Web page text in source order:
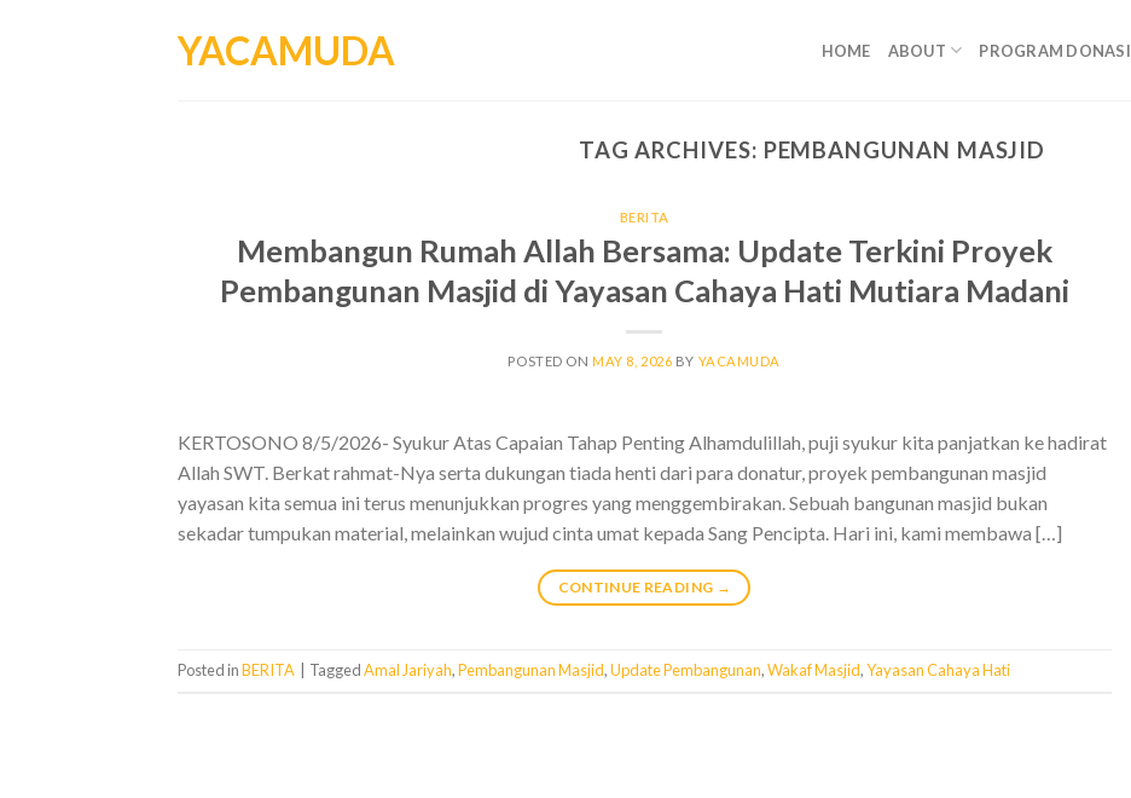
YACAMUDA HOME ABOUT PROGRAM DONASI
TAG ARCHIVES: PEMBANGUNAN MASJID
BERITA
Membangun Rumah Allah Bersama: Update Terkini Proyek
Pembangunan Masjid di Yayasan Cahaya Hati Mutiara Madani
POSTED ONMAY 8, 2026 BY YACAMUDA
KERTOSONO 8/5/2026- Syukur Atas Capaian Tahap Penting Alhamdulillah, puji syukur kita panjatkan ke hadirat
Allah SWT. Berkat rahmat-Nya serta dukungan tiada henti dari para donatur, proyek pembangunan masjid
yayasan kita semua ini terus menunjukkan progres yang menggembirakan. Sebuah bangunan masjid bukan
sekadar tumpukan material, melainkan wujud cinta umat kepada Sang Pencipta. Hari ini, kami membawa […]
CONTINUE READING →
Posted inBERITA TaggedAmal Jariyah,Pembangunan Masjid,Update Pembangunan,Wakaf Masjid,Yayasan Cahaya Hati